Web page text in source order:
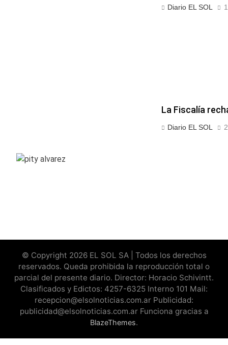
Diario EL SOL
La Fiscalía
Diario EL SOL
© Copyright 2026 EL SOL SA | Todos los derechos
reservados. Queda prohibida la reproducción total o
parcial del presente diario. Director: Horacio Schivintt.
Clasificados y Edictos: 4257-6325 Interno 101 Mail:
recepcion@elsolnoticias.com.ar Publicidad:
publicidad@elsolnoticias.com.ar Funciona gracias a
BlazeThemes.